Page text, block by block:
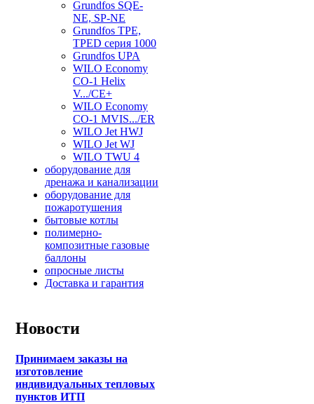
Grundfos SQE-
NE, SP-NE
Grundfos TPE,
TPED серия 1000
Grundfos UPA
WILO Economy
CO-1 Helix
V.../CE+
WILO Economy
CO-1 MVIS.../ER
WILO Jet HWJ
WILO Jet WJ
WILO TWU 4
оборудование для
дренажа и канализации
оборудование для
пожаротушения
бытовые котлы
полимерно-
композитные газовые
баллоны
опросные листы
Доставка и гарантия
Новости
Принимаем заказы на
изготовление
индивидуальных тепловых
пунктов ИТП